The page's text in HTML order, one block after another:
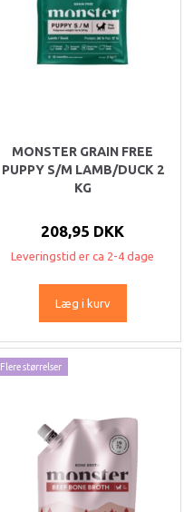
MONSTER GRAIN FREE
PUPPY S/M LAMB/DUCK 2
KG
208,95 DKK
Leveringstid er ca 2-4 dage
Læg i kurv
Flere størrelser